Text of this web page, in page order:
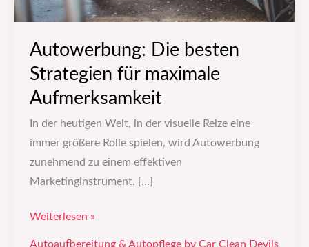
Autowerbung: Die besten
Strategien für maximale
Aufmerksamkeit
In der heutigen Welt, in der visuelle Reize eine
immer größere Rolle spielen, wird Autowerbung
zunehmend zu einem effektiven
Marketinginstrument. […]
Weiterlesen »
Autoaufbereitung & Autopflege by Car Clean Devils